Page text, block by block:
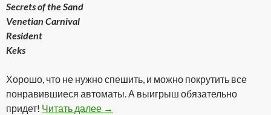
Secrets of the Sand
Venetian Carnival
Resident
Keks
Хорошо, что не нужно спешить, и можно покрутить все
понравившиеся автоматы. А выигрыш обязательно
придет! Читать далее Реальное казино онлайн!
→